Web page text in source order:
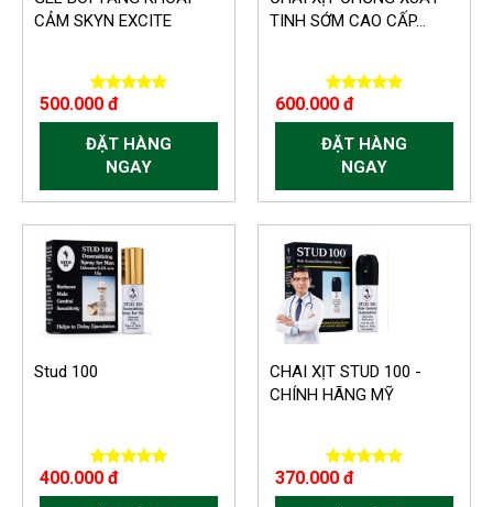
CẢM SKYN EXCITE
500.000 đ
ĐẶT HÀNG
NGAY
TINH SỚM CAO CẤP...
600.000 đ
ĐẶT HÀNG
NGAY
-150.000 VND
Stud 100
400.000 đ
CHAI XỊT STUD 100 -
CHÍNH HÃNG MỸ
370.000 đ